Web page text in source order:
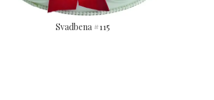
Svadbena #115